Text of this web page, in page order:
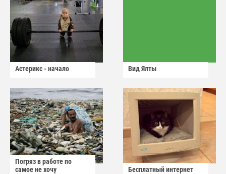
Астерикс - начало Вид Ялты
Погряз в работе по
самое не хочу
Бесплатный интернет